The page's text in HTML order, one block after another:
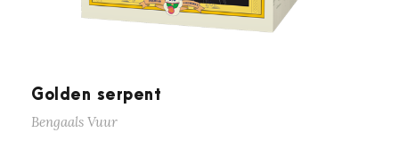
Golden serpent
Bengaals Vuur